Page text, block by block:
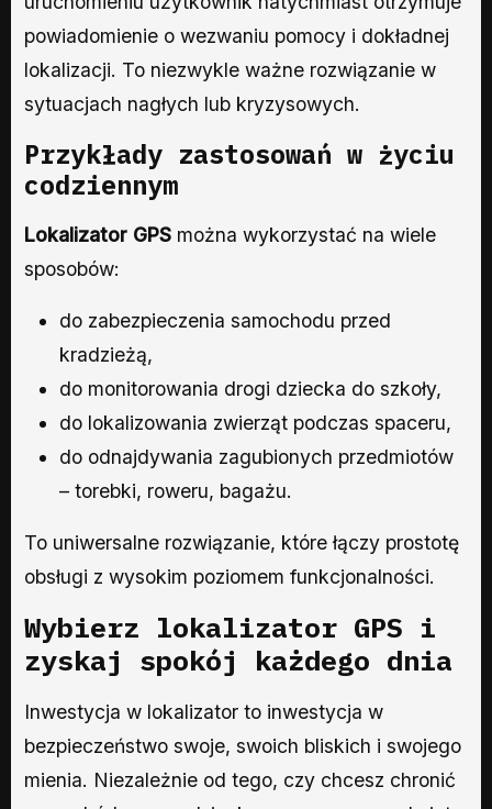
powiadomienie o wezwaniu pomocy i dokładnej
lokalizacji. To niezwykle ważne rozwiązanie w
sytuacjach nagłych lub kryzysowych.
Przykłady zastosowań w życiu
codziennym
Lokalizator GPS można wykorzystać na wiele
sposobów:
do zabezpieczenia samochodu przed
kradzieżą,
do monitorowania drogi dziecka do szkoły,
do lokalizowania zwierząt podczas spaceru,
do odnajdywania zagubionych przedmiotów
– torebki, roweru, bagażu.
To uniwersalne rozwiązanie, które łączy prostotę
obsługi z wysokim poziomem funkcjonalności.
Wybierz lokalizator GPS i
zyskaj spokój każdego dnia
Inwestycja w lokalizator to inwestycja w
bezpieczeństwo swoje, swoich bliskich i swojego
mienia. Niezależnie od tego, czy chcesz chronić